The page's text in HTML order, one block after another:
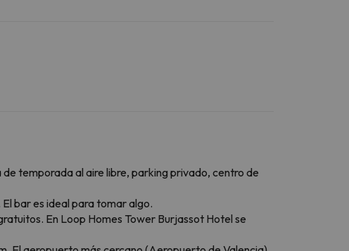
temporada al aire libre, parking privado, centro de
bar es ideal para tomar algo.
En Loop Homes Tower Burjassot Hotel se